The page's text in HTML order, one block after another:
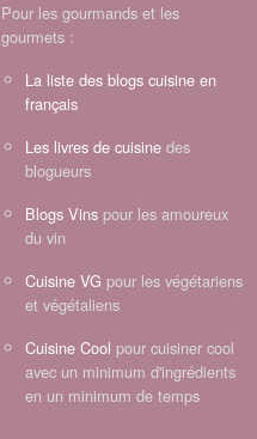
Pour les gourmands et les
gourmets :
La liste des blogs cuisine en
français
Les livres de cuisine des
blogueurs
Blogs Vins pour les amoureux
du vin
Cuisine VG pour les végétariens
et végétaliens
Cuisine Cool pour cuisiner cool
avec un minimum d'ingrédients
en un minimum de temps